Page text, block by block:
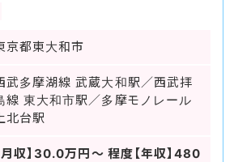
京都東大和市
武多摩湖線 武蔵大和駅／西武拝
線 東大和市駅／多摩モノレール
北台駅
月収】30.0万円～ 程度【年収】480